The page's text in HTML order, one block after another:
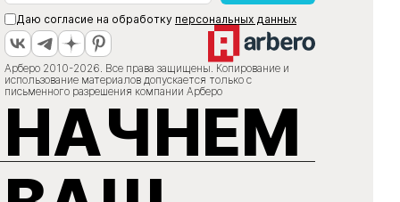
Даю согласие на обработку персональных данных
Арберо 2010-2026. Все права защищены. Копирование и
использование материалов допускается только с
письменного разрешения компании Арберо
НАЧНЕМ